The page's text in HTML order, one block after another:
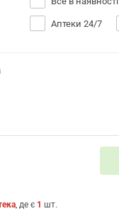
Аптеки 24/7
, де є 1 шт.